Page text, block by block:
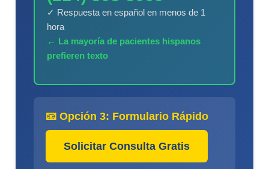
✓ Respuesta en español en menos de 1
hora
← La mayoría de pacientes hispanos
prefieren texto
📧 Opción 3: Formulario Rápido
Solicitar Consulta Gratis